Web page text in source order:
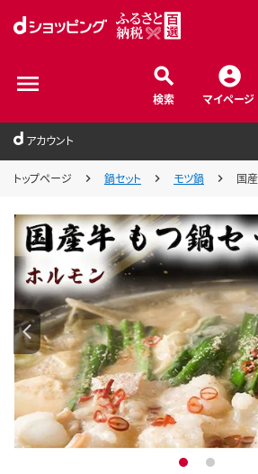
検索 マイページ
アカウント
トップページ 鍋セット モツ鍋 国
1 2